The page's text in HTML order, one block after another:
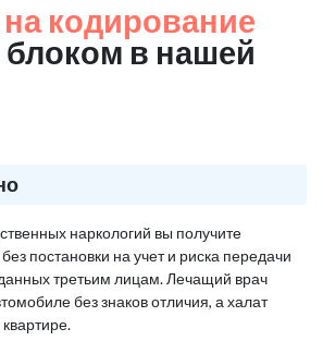
кодирование
в нашей
наркологий вы получите
постановки на учет и риска передачи
третьим лицам. Лечащий врач
без знаков отличия, а халат